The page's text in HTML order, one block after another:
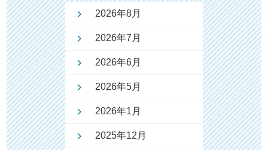
2026年8月
2026年7月
2026年6月
2026年5月
2026年1月
2025年12月